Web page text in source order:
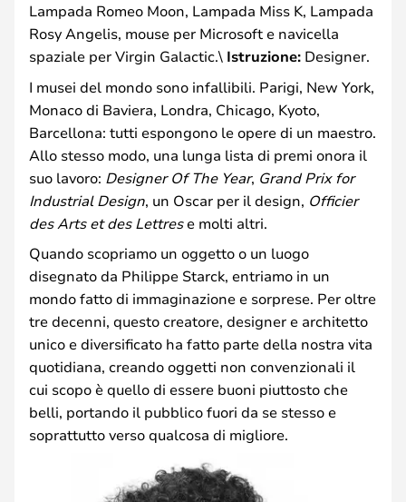
Lampada Romeo Moon, Lampada Miss K, Lampada
Rosy Angelis, mouse per Microsoft e navicella
spaziale per Virgin Galactic.\ Istruzione: Designer.
I musei del mondo sono infallibili. Parigi, New York,
Monaco di Baviera, Londra, Chicago, Kyoto,
Barcellona: tutti espongono le opere di un maestro.
Allo stesso modo, una lunga lista di premi onora il
suo lavoro: Designer Of The Year, Grand Prix for
Industrial Design, un Oscar per il design, Officier
des Arts et des Lettrese molti altri.
Quando scopriamo un oggetto o un luogo
disegnato da Philippe Starck, entriamo in un
mondo fatto di immaginazione e sorprese. Per oltre
tre decenni, questo creatore, designer e architetto
unico e diversificato ha fatto parte della nostra vita
quotidiana, creando oggetti non convenzionali il
cui scopo è quello di essere buoni piuttosto che
belli, portando il pubblico fuori da se stesso e
soprattutto verso qualcosa di migliore.